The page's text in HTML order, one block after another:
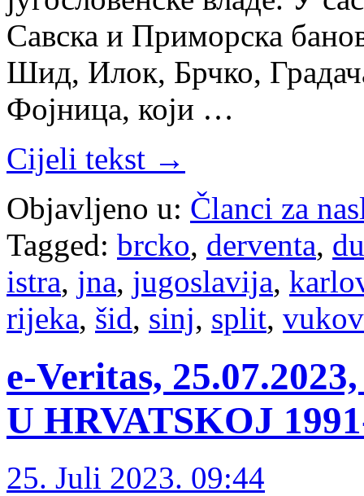
Савска и Приморска
Шид, Илок, Брчко,
Фојница, који …
Cijeli tekst →
Objavljeno u: Članci za
Tagged: brcko, derventa,
istra, jna, jugoslavija,
rijeka, šid, sinj, split,
e-Veritas,
U HRVATSKOJ
25. Juli 2023. 09:44